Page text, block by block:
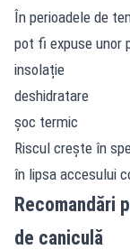
În perioadele de
pot fi expuse unor
insolație
deshidratare
șoc termic
Riscul crește în
în lipsa accesului
Recomandări
de caniculă